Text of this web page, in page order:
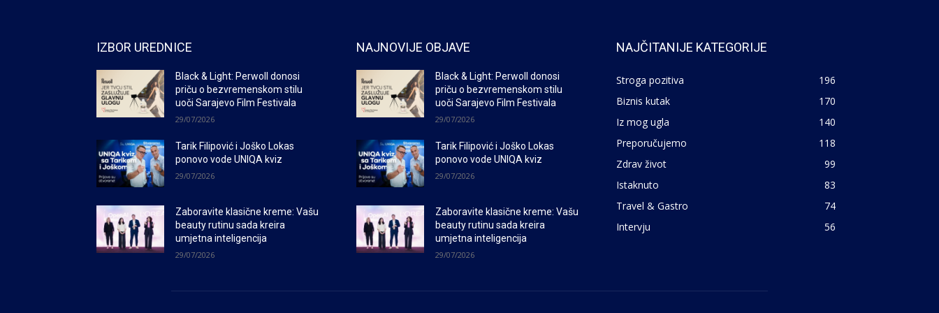
IZBOR UREDNICE
Black & Light: Perwoll donosi
priču o bezvremenskom stilu
uoči Sarajevo Film Festivala
29/07/2026
Tarik Filipović i Joško Lokas
ponovo vode UNIQA kviz
29/07/2026
Zaboravite klasične kreme: Vašu
beauty rutinu sada kreira
umjetna inteligencija
29/07/2026
NAJNOVIJE OBJAVE
Black & Light: Perwoll donosi
priču o bezvremenskom stilu
uoči Sarajevo Film Festivala
29/07/2026
Tarik Filipović i Joško Lokas
ponovo vode UNIQA kviz
29/07/2026
Zaboravite klasične kreme: Vašu
beauty rutinu sada kreira
umjetna inteligencija
29/07/2026
NAJČITANIJE KATEGORIJE
Stroga pozitiva
196
Biznis kutak
170
Iz mog ugla
140
Preporučujemo
118
Zdrav život
99
Istaknuto
83
Travel & Gastro
74
Intervju
56